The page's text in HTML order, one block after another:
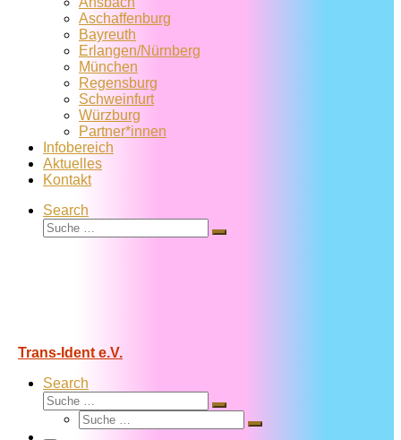
Aschaffenburg
Bayreuth
Erlangen/Nürnberg
München
Regensburg
Schweinfurt
Würzburg
Partner*innen
Infobereich
Aktuelles
Kontakt
Search
Suche
Suche
Trans-Ident e.V.
Search
Suche
Suche
Suche
Suche